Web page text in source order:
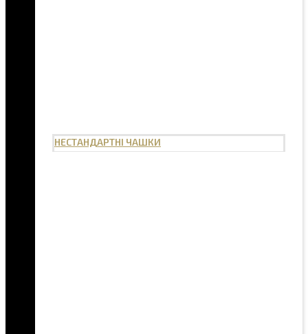
НЕСТАНДАРТНІ ЧАШКИ